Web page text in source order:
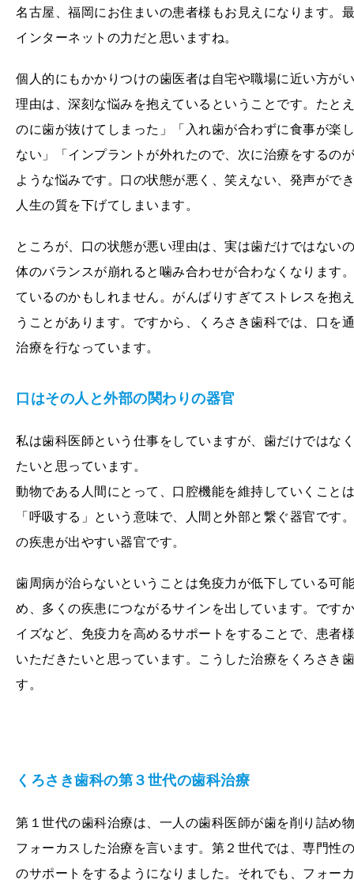
名古屋、福岡にお住まいの患者様もお見えになります。
インターネットの力だと思いますね。
個人的にもかかりつけの歯医者は自宅や職場に近い方が
理由は、深刻な悩みを抱えているということです。たと
のに歯が抜けてしまった」「入れ歯が合わずに食事が楽
ない」「インプラントが外れたので、次に治療をするの
ような悩みです。口の状態が悪く、笑えない、発声がで
人生の質を下げてしまいます。
ところが、口の状態が悪い理由は、実は歯だけではない
体のバランスが崩れると噛み合わせが合わなくなります
ているのかもしれません。がんばりすぎてストレスを抱
うことがあります。ですから、くろさき歯科では、口を
治療を行なっています。
口はその人と外部の関わりの器官
私は歯科医師という仕事をしていますが、歯だけではな
たいと思っています。
動物である人間にとって、口腔機能を維持していくこと
「呼吸する」という意味で、人間と外部と繋ぐ器官で
の疾患が出やすい器官です。
歯周病が治らないということは免疫力が低下している可
め、多くの疾患につながるサインを出しています。です
イズなど、免疫力を高めるサポートをすることで、患者
いただきたいと思っています。こうした治療をくろさき
す。
くろさき歯科の第３世代の歯科治療
第１世代の歯科治療は、一人の歯科医師が歯を削り詰め
フォーカスした治療を言います。第２世代では、専門性
のサポートをするようになりました。それでも、フォー